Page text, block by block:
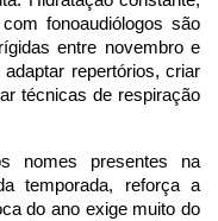
fonoaudiólogos são
entre novembro e
repertórios, criar
técnicas de respiração
nomes presentes na
temporada, reforça a
do ano exige muito do